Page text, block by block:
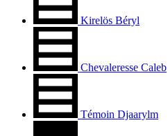
Kirelös Béryl
Chevaleresse Caleb
Témoin Djaarylm